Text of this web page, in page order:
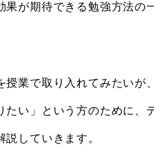
が期待できる勉強方法の
授業で取り入れてみたいが
たい」という方のために、
していきます。